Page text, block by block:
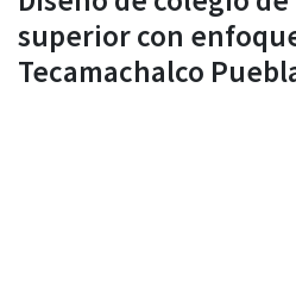
superior con
Tecamachalco